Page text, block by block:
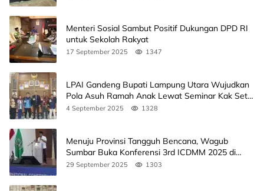
Menteri Sosial Sambut Positif Dukungan DPD RI
untuk Sekolah Rakyat
17 September 2025 1347
LPAI Gandeng Bupati Lampung Utara Wujudkan
Pola Asuh Ramah Anak Lewat Seminar Kak Seto,
Ini Jadwalnya
4 September 2025 1328
Menuju Provinsi Tangguh Bencana, Wagub
Sumbar Buka Konferensi 3rd ICDMM 2025 di
Unand
29 September 2025 1303